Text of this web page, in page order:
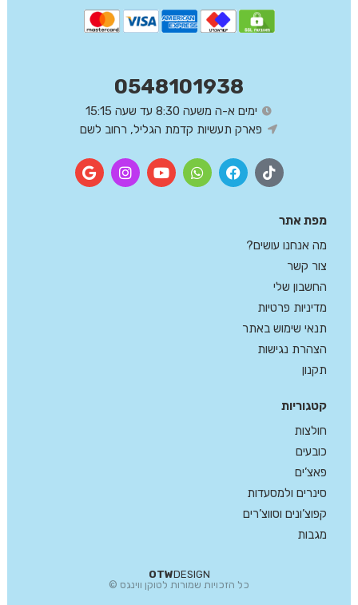
קטגוריות
חולצות
כובעים
פאצ’ים
סינרים ולמסעדות
קפוצ’ונים וסווצ’רים
מגבות
OTWDESIGN
כל הזכויות שמורות לטוקן ווינגס ©
מפת אתר
מה אנחנו עושים?
צור קשר
החשבון שלי
מדיניות פרטיות
תנאי שימוש באתר
הצהרת נגישות
תקנון
0548101938
ימים א-ה משעה 8:30 עד שעה 15:15
פארק תעשיות קדמת הגליל, רחוב לשם